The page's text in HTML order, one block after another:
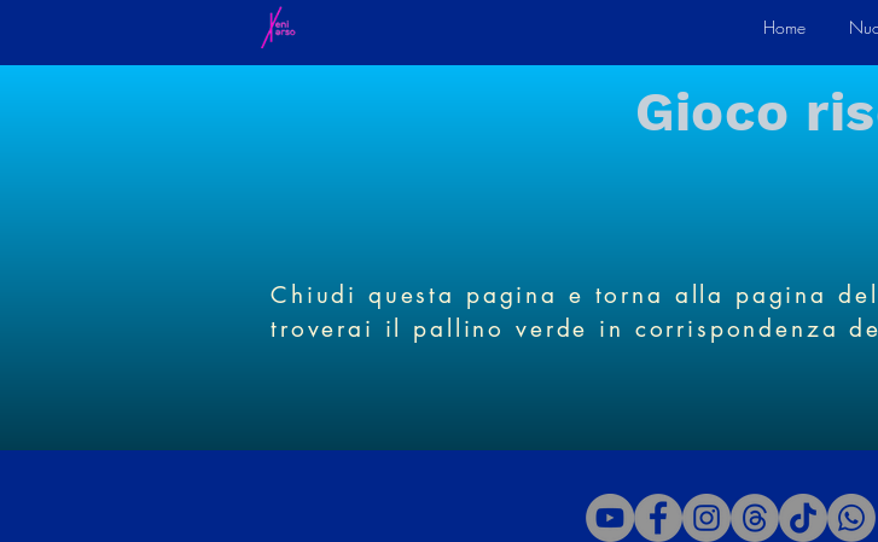
Home
Gioco
Chiudi questa pagina e torna alla pagina
troverai il pallino verde in corrispondenza